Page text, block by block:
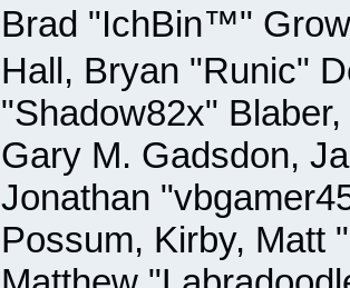
Brad "IchBin™"
Hall, Bryan "Runic"
"Shadow82x"
Gary M. Gadsdon,
Jonathan
Possum, Kirby, Matt